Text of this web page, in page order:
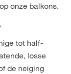
onze balkons.
tot half-
losse
de neiging